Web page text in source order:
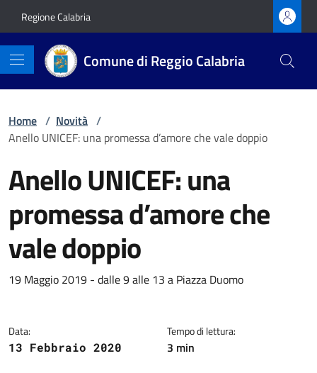
Regione Calabria
Comune di Reggio Calabria
Home / Novità /
Anello UNICEF: una promessa d’amore che vale doppio
Anello UNICEF: una
promessa d’amore che
vale doppio
Dettagli della notizia
19 Maggio 2019 - dalle 9 alle 13 a Piazza Duomo
Data:
13 Febbraio 2020
Tempo di lettura:
3 min